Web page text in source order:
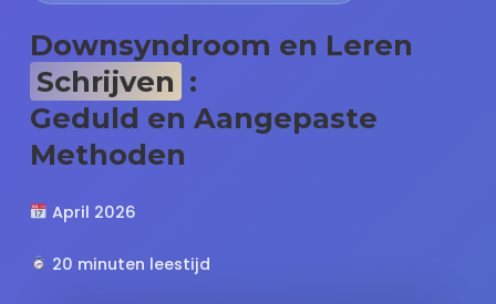
Downsyndroom en Leren
Schrijven :
Geduld en Aangepaste
Methoden
April 2026
20 minuten leestijd